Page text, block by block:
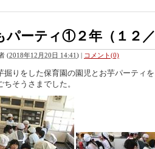
パーティ①２年（１２／
(2018年12月20日 14:41) | コメント(0)
掘りをした保育園の園児とお芋パーティ
ちそうさまでした。